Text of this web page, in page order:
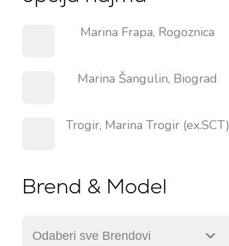
Marina Frapa, Rogoznica
Marina Šangulin, Biograd
Trogir, Marina Trogir (ex.SCT)
Brend & Model